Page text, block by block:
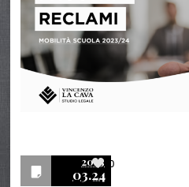
2023
03.24
0